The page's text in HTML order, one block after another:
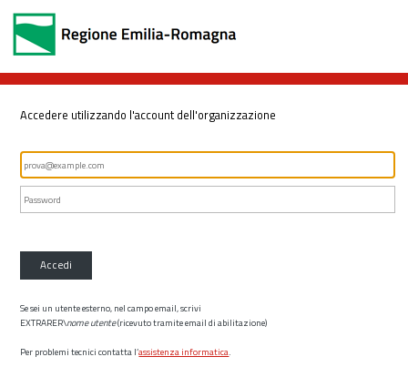
Accedere utilizzando l'account dell'organizzazione
Accedi
Se sei un utente esterno, nel campo email, scrivi
EXTRARER\nome utente(ricevuto tramite email di abilitazione)
Per problemi tecnici contatta l’assistenza informatica.